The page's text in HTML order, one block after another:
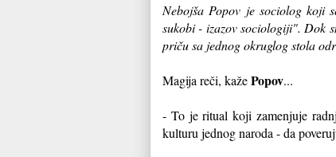
Nebojša Popov je sociolog koji
sukobi - izazov sociologiji". Dok
priču sa jednog okruglog stola
Magija reči, kažePopov...
- To je ritual koji zamenjuje
kulturu jednog naroda - da